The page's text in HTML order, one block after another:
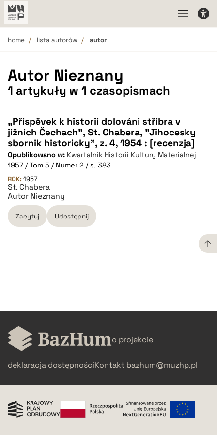
home lista autorów autor
Autor Nieznany
1 artykuły w 1 czasopismach
„Přispěvek k historii dolováni střibra v
jižnich Čechach”, St. Chabera, "Jihocesky
sbornik historicky", z. 4, 1954 : [recenzja]
Opublikowano w: Kwartalnik Historii Kultury Materialnej
1957 / Tom 5 / Numer 2 / s. 383
ROK: 1957
St. Chabera
Autor Nieznany
Zacytuj Udostępnij
pobierz cytat
o projekcie
deklaracja dostępnościKontakt bazhum@muzhp.pl